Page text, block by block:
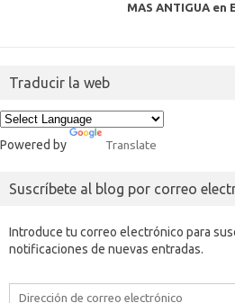
MAS ANTIGUA en
Traducir la web
Powered by Translate
Suscríbete al blog por correo
Introduce tu correo electrónico para
notificaciones de nuevas entradas.
Dirección